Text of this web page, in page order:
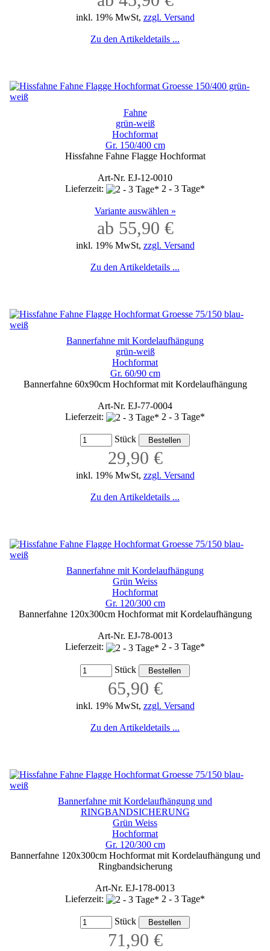
inkl. 19% MwSt, zzgl. Versand
Zu den Artikeldetails ...
Fahne
grün-weiß
Hochformat
Gr. 150/400 cm
Hissfahne Fahne Flagge Hochformat
Art-Nr. EJ-12-0010
Lieferzeit:
2 - 3 Tage*
Variante auswählen »
ab 55,90 €
inkl. 19% MwSt, zzgl. Versand
Zu den Artikeldetails ...
Bannerfahne mit Kordelaufhängung
grün-weiß
Hochformat
Gr. 60/90 cm
Bannerfahne 60x90cm Hochformat mit Kordelaufhängung
Art-Nr. EJ-77-0004
Lieferzeit:
2 - 3 Tage*
Stück
29,90 €
inkl. 19% MwSt, zzgl. Versand
Zu den Artikeldetails ...
Bannerfahne mit Kordelaufhängung
Grün Weiss
Hochformat
Gr. 120/300 cm
Bannerfahne 120x300cm Hochformat mit Kordelaufhängung
Art-Nr. EJ-78-0013
Lieferzeit:
2 - 3 Tage*
Stück
65,90 €
inkl. 19% MwSt, zzgl. Versand
Zu den Artikeldetails ...
Bannerfahne mit Kordelaufhängung und
RINGBANDSICHERUNG
Grün Weiss
Hochformat
Gr. 120/300 cm
Bannerfahne 120x300cm Hochformat mit Kordelaufhängung und
Ringbandsicherung
Art-Nr. EJ-178-0013
Lieferzeit:
2 - 3 Tage*
Stück
71,90 €